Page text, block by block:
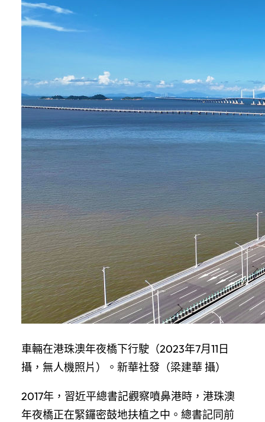
車輛在港珠澳年夜橋下行駛（2023年7月11日
攝，無人機照片）。新華社發（梁建華 攝）
2017年，習近平總書記觀察噴鼻港時，港珠澳
年夜橋正在緊鑼密鼓地扶植之中。總書記同前